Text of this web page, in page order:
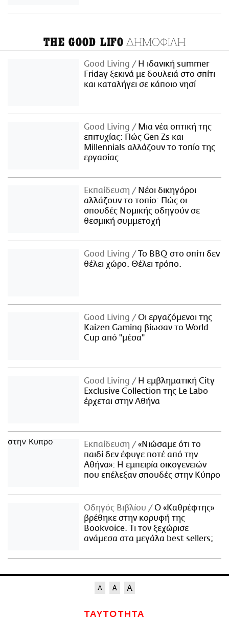
THE GOOD LIFO ΔΗΜΟΦΙΛΗ
Good Living
Η ιδανική summer
Friday ξεκινά με δουλειά στο σπίτι
και καταλήγει σε κάποιο νησί
Good Living
Μια νέα οπτική της
επιτυχίας: Πώς Gen Zs και
Millennials αλλάζουν το τοπίο της
εργασίας
Εκπαίδευση
Νέοι δικηγόροι
αλλάζουν το τοπίο: Πώς οι
σπουδές Νομικής οδηγούν σε
θεσμική συμμετοχή
Good Living
Το BBQ στο σπίτι δεν
θέλει χώρο. Θέλει τρόπο.
Good Living
Οι εργαζόμενοι της
Kaizen Gaming βίωσαν το World
Cup από "μέσα"
Good Living
Η εμβληματική City
Exclusive Collection της Le Labo
έρχεται στην Αθήνα
Εκπαίδευση
«Νιώσαμε ότι το
παιδί δεν έφυγε ποτέ από την
Αθήνα»: Η εμπειρία οικογενειών
που επέλεξαν σπουδές στην Κύπρο
Οδηγός Βιβλίου
Ο «Καθρέφτης»
βρέθηκε στην κορυφή της
Bookvoice. Τι τον ξεχώρισε
ανάμεσα στα μεγάλα best sellers;
ΤΑΥΤΟΤΗΤΑ